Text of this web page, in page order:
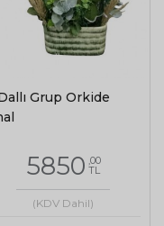
Grup Orkide
5850 ,00
TL
(KDV Dahil)